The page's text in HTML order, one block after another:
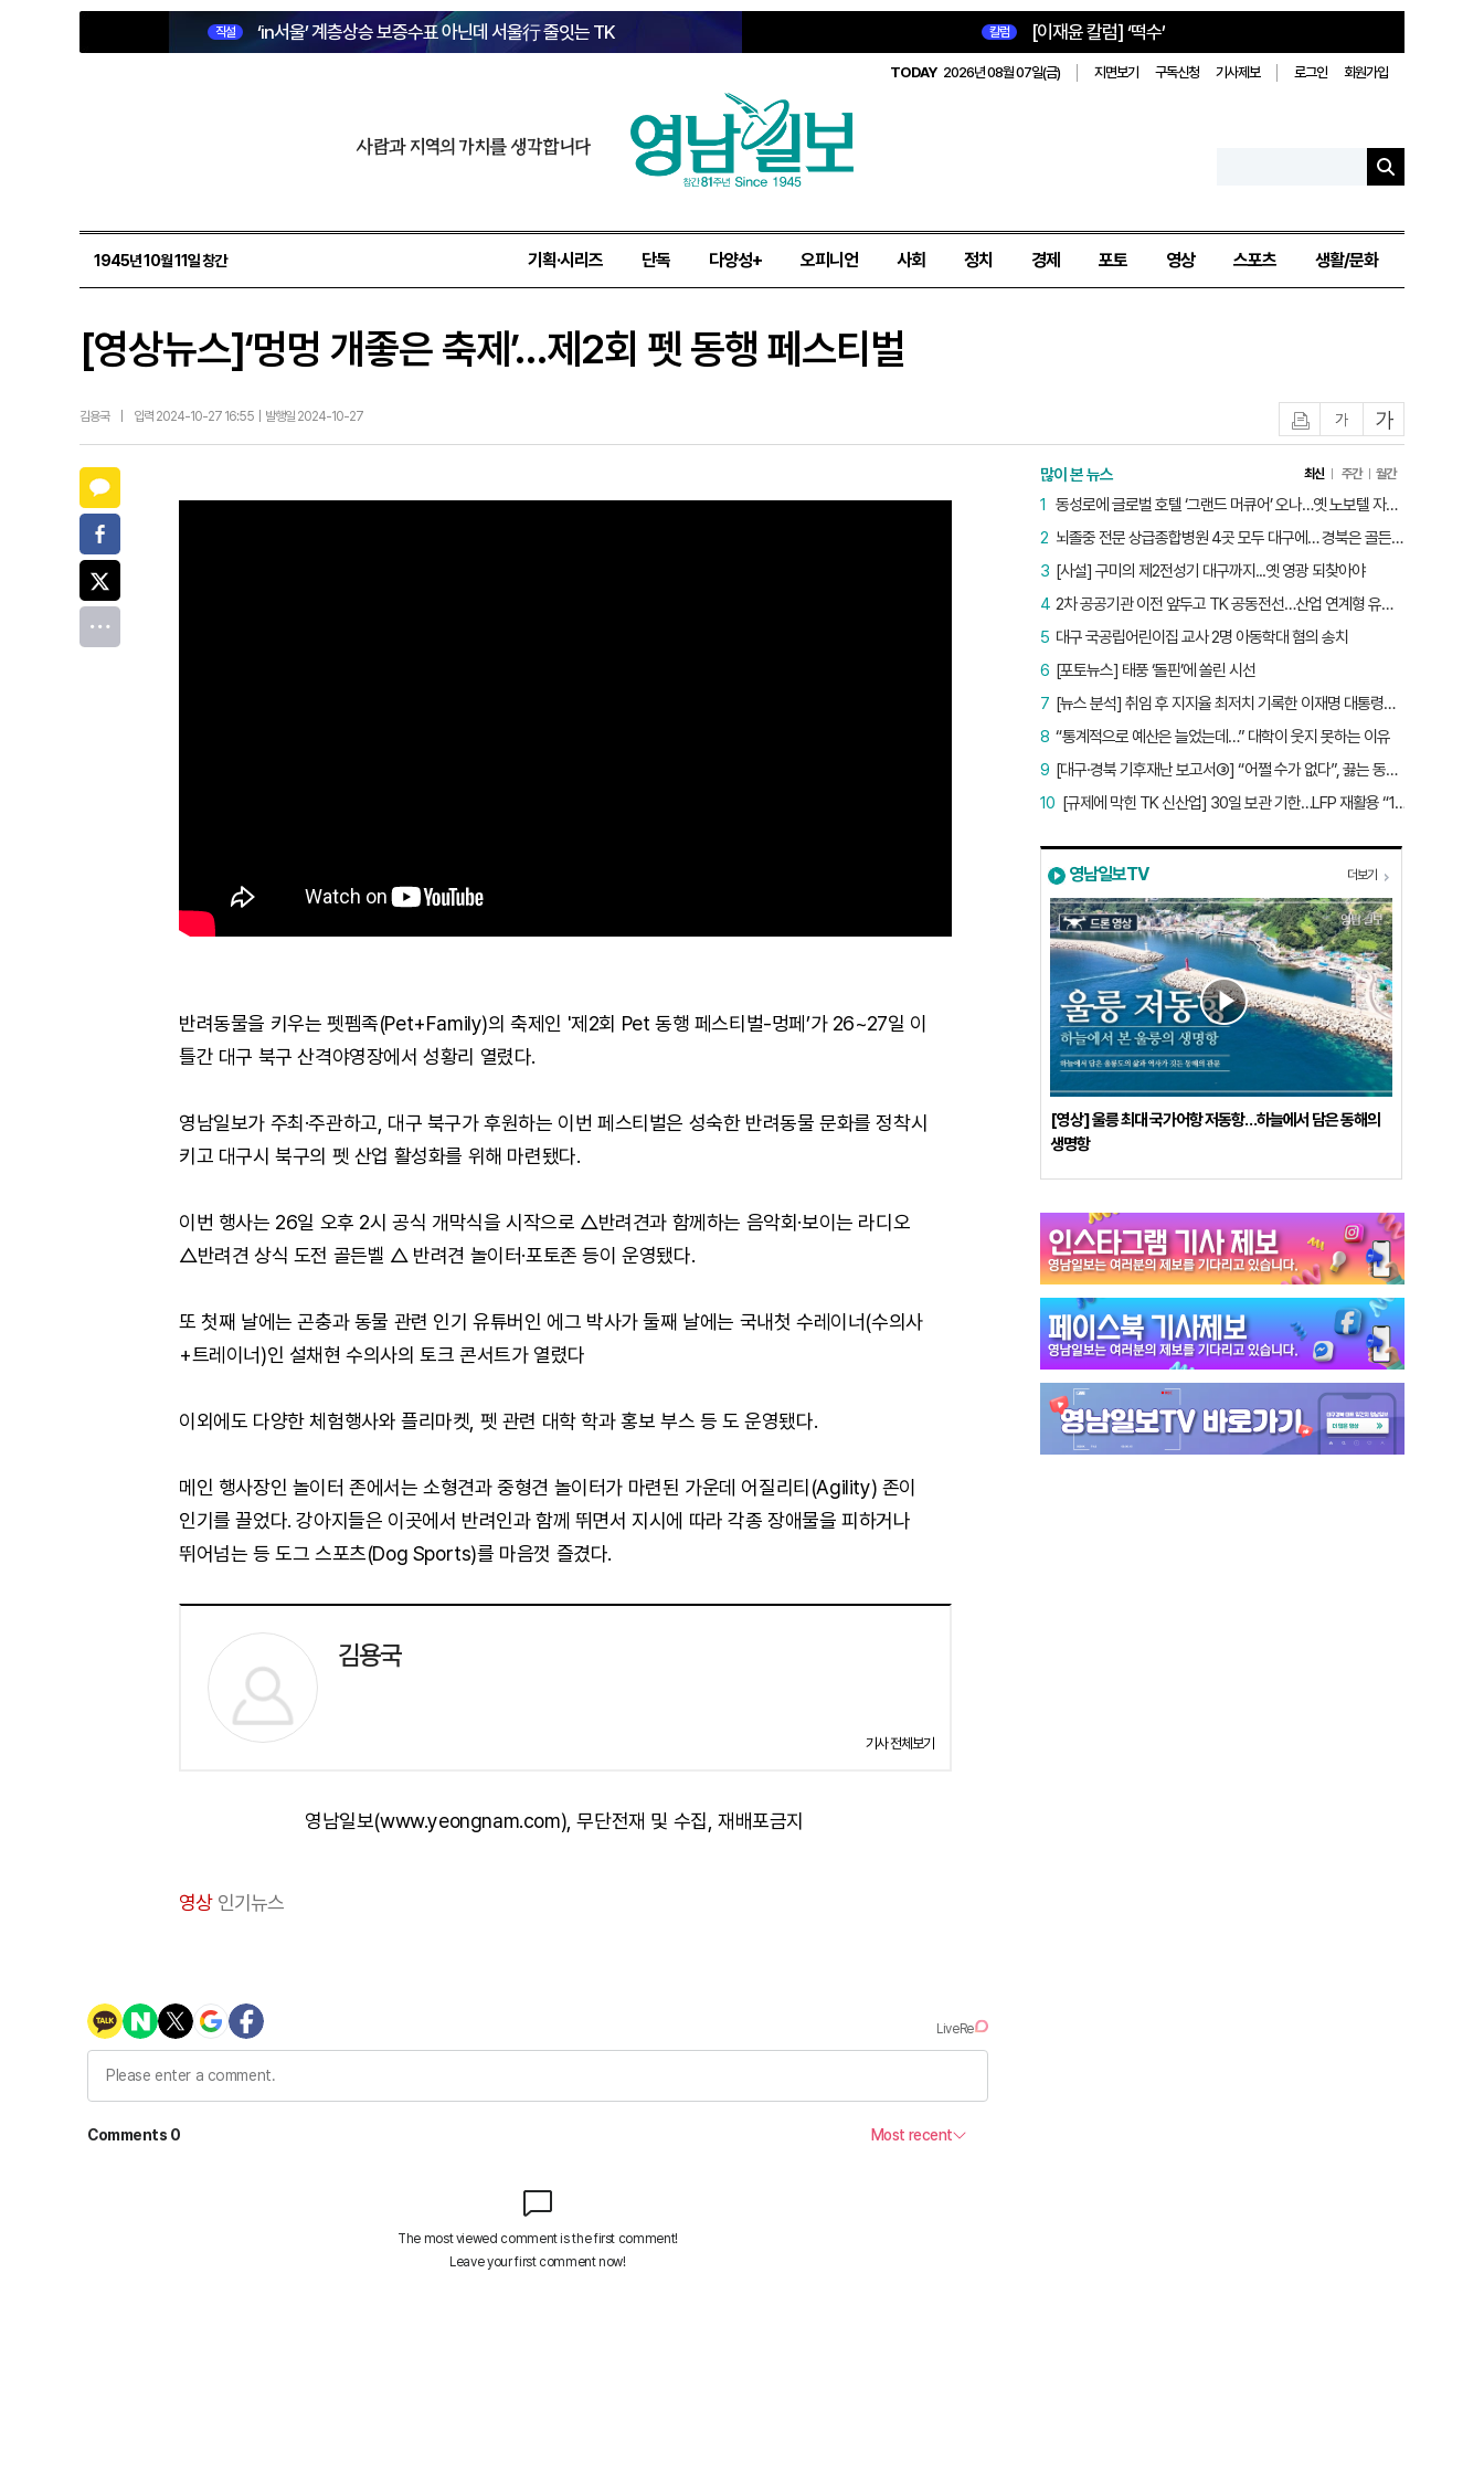
직설 ‘in서울’ 계층상승 보증수표 아닌데 서울行 줄잇는 TK 칼럼 [이재윤 칼럼] ‘떡수’
TODAY 2026년 08월 07일(금) 지면보기 구독신청 기사제보 로그인 회원가입
사람과 지역의 가치를 생각합니다
1945년 10월 11일 창간 기획·시리즈 단독 다양성+ 오피니언 사회 정치 경제 포토 영상 스포츠 생활/문화
[영상뉴스]‘멍멍 개좋은 축제’…제2회 펫 동행 페스티벌
김용국 입력 2024-10-27 16:55 | 발행일 2024-10-27 글자작게글자크게
반려동물을 키우는 펫펨족(Pet+Family)의 축제인 '제2회 Pet 동행 페스티벌-멍페’가 26~27일 이
틀간 대구 북구 산격야영장에서 성황리 열렸다.
영남일보가 주최·주관하고, 대구 북구가 후원하는 이번 페스티벌은 성숙한 반려동물 문화를 정착시
키고 대구시 북구의 펫 산업 활성화를 위해 마련됐다.
이번 행사는 26일 오후 2시 공식 개막식을 시작으로 △반려견과 함께하는 음악회·보이는 라디오
△반려견 상식 도전 골든벨 △ 반려견 놀이터·포토존 등이 운영됐다.
또 첫째 날에는 곤충과 동물 관련 인기 유튜버인 에그 박사가 둘째 날에는 국내첫 수레이너(수의사
+트레이너)인 설채현 수의사의 토크 콘서트가 열렸다
이외에도 다양한 체험행사와 플리마켓, 펫 관련 대학 학과 홍보 부스 등 도 운영됐다.
메인 행사장인 놀이터 존에서는 소형견과 중형견 놀이터가 마련된 가운데 어질리티(Agility) 존이
인기를 끌었다. 강아지들은 이곳에서 반려인과 함께 뛰면서 지시에 따라 각종 장애물을 피하거나
뛰어넘는 등 도그 스포츠(Dog Sports)를 마음껏 즐겼다.
김용국
기사 전체보기
영남일보(www.yeongnam.com), 무단전재 및 수집, 재배포금지
영상 인기뉴스
많이 본 뉴스 최신 주간 월간
동성로에 글로벌 호텔 ‘그랜드 머큐어’ 오나…옛 노보텔 자리 사무실 개설
1
뇌졸중 전문 상급종합병원 4곳 모두 대구에… 경북은 골든타임 사각지대
2
[사설] 구미의 제2전성기 대구까지...옛 영광 되찾아야
3
2차 공공기관 이전 앞두고 TK 공동전선…산업 연계형 유치 승부수
4
대구 국공립어린이집 교사 2명 아동학대 혐의 송치
5
[포토뉴스] 태풍 ‘돌핀’에 쏠린 시선
6
[뉴스 분석] 취임 후 지지율 최저치 기록한 이재명 대통령…왜?
7
“통계적으로 예산은 늘었는데…” 대학이 웃지 못하는 이유
8
[대구·경북 기후재난 보고서③] “어쩔 수가 없다”, 끓는 동해…‘절멸 위기’ 경북 수산업
9
[규제에 막힌 TK 신산업] 30일 보관 기한…LFP 재활용 “180일로 늘려야”
10
영남일보TV 더보기
[영상] 울릉 최대 국가어항 저동항…하늘에서 담은 동해의
생명항